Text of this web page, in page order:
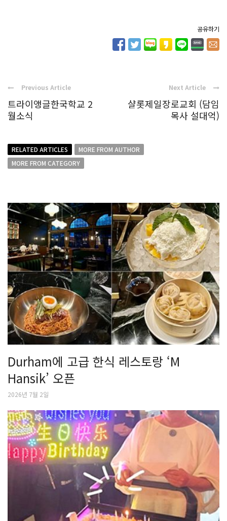
공유하기
Previous Article
트라이앵글한국학교 2
월소식
Next Article
샬롯제일장로교회 (담임
목사 설대억)
RELATED ARTICLES
MORE FROM AUTHOR
MORE FROM CATEGORY
Durham에 고급 한식 레스토랑 ‘M
Hansik’ 오픈
2026년 7월 2일